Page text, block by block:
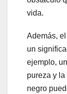
vida.
Además,
un
ejemplo,
pureza y
negro